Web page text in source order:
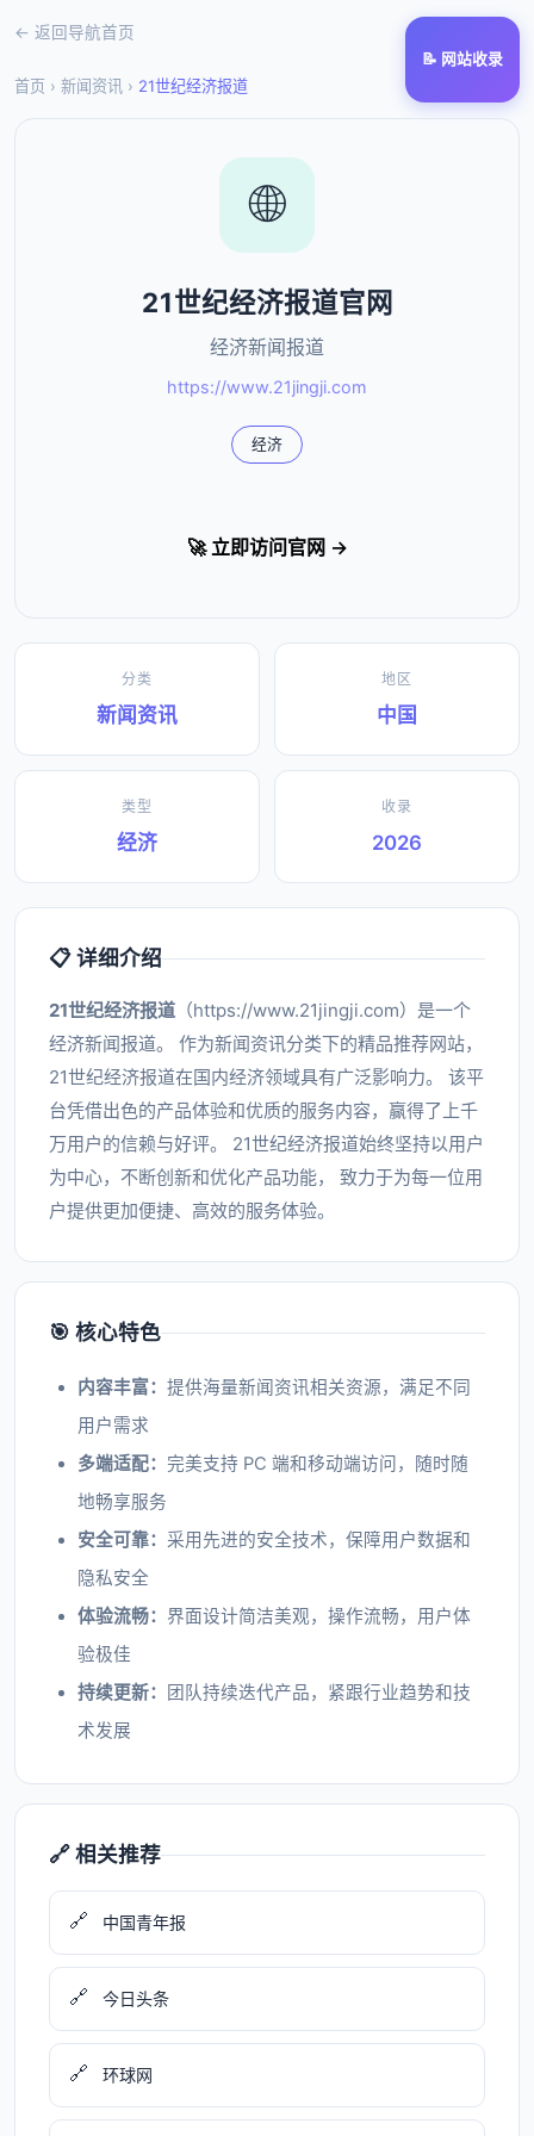
📝 网站收录
← 返回导航首页
首页 › 新闻资讯 › 21世纪经济报道
🌐
21世纪经济报道官网
经济新闻报道
https://www.21jingji.com
经济
🚀 立即访问官网 →
分类
新闻资讯
地区
中国
类型
经济
收录
2026
📋 详细介绍
21世纪经济报道 （https://www.21jingji.com）是一个
经济新闻报道。 作为新闻资讯分类下的精品推荐网站，
21世纪经济报道在国内经济领域具有广泛影响力。 该平
台凭借出色的产品体验和优质的服务内容，赢得了上千
万用户的信赖与好评。 21世纪经济报道始终坚持以用户
为中心，不断创新和优化产品功能， 致力于为每一位用
户提供更加便捷、高效的服务体验。
🎯 核心特色
内容丰富： 提供海量新闻资讯相关资源，满足不同
用户需求
多端适配： 完美支持 PC 端和移动端访问，随时随
地畅享服务
安全可靠： 采用先进的安全技术，保障用户数据和
隐私安全
体验流畅： 界面设计简洁美观，操作流畅，用户体
验极佳
持续更新：
团队持续迭代产品，紧跟行业趋势和技
术发展
🔗 相关推荐
🔗 中国青年报
🔗 今日头条
🔗 环球网